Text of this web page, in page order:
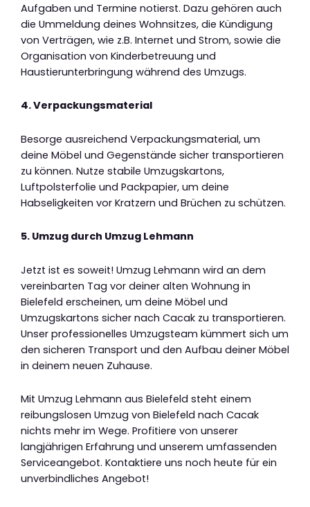
Aufgaben und Termine notierst. Dazu gehören auch
die Ummeldung deines Wohnsitzes, die Kündigung
von Verträgen, wie z.B. Internet und Strom, sowie die
Organisation von Kinderbetreuung und
Haustierunterbringung während des Umzugs.
4. Verpackungsmaterial
Besorge ausreichend Verpackungsmaterial, um
deine Möbel und Gegenstände sicher transportieren
zu können. Nutze stabile Umzugskartons,
Luftpolsterfolie und Packpapier, um deine
Habseligkeiten vor Kratzern und Brüchen zu schützen.
5. Umzug durch Umzug Lehmann
Jetzt ist es soweit! Umzug Lehmann wird an dem
vereinbarten Tag vor deiner alten Wohnung in
Bielefeld erscheinen, um deine Möbel und
Umzugskartons sicher nach Cacak zu transportieren.
Unser professionelles Umzugsteam kümmert sich um
den sicheren Transport und den Aufbau deiner Möbel
in deinem neuen Zuhause.
Mit Umzug Lehmann aus Bielefeld steht einem
reibungslosen Umzug von Bielefeld nach Cacak
nichts mehr im Wege. Profitiere von unserer
langjährigen Erfahrung und unserem umfassenden
Serviceangebot. Kontaktiere uns noch heute für ein
unverbindliches Angebot!